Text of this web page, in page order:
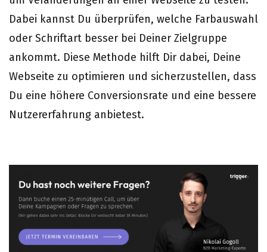
Dabei kannst Du überprüfen, welche Farbauswahl
oder Schriftart besser bei Deiner Zielgruppe
ankommt. Diese Methode hilft Dir dabei, Deine
Webseite zu optimieren und sicherzustellen, dass
Du eine höhere Conversionsrate und eine bessere
Nutzererfahrung anbietest.